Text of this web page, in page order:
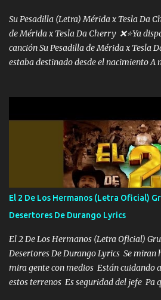
las risas las que me miran hay gente
Su Pesadilla (Letra) Mérida x Tesla Da
de Mérida x Tesla Da Cherry ❌⭐Ya
canción Su Pesadilla de Mérida x Tesla
estaba destinado desde el nacimiento A
algunas que no lo entiendan Porque
Soy yo la octava maravilla, no lo
cien Y por más que quieran no me
más brilla, lo ves Pa' mi la vida es tan
tu vida, y está bien Porque lo que tengo
escribiendo y la otra me va a llamar
la invite a cenar Otras más me están
bailar Pero es que tengo un par de
mueven solo por el interés P...
El 2 De Los Hermanos (Letra Oficial)
Desertores De Durango Lyrics
El 2 De Los Hermanos (Letra Oficial)
Desertores De Durango Lyrics Se miran
mira gente con medios Están cuidando
estos terrenos Es seguridad del jefe Pa